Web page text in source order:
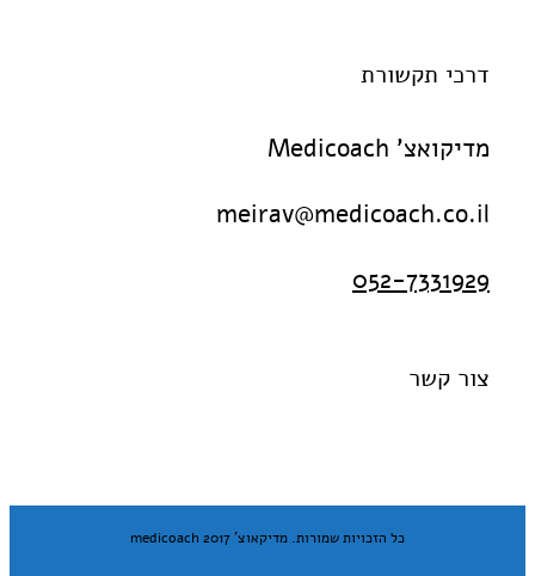
דרכי תקשורת
מדיקואצ' Medicoach
meirav@medicoach.co.il
052-7331929
צור קשר
כל הזכויות שמורות. מדיקאוצ' medicoach 2017